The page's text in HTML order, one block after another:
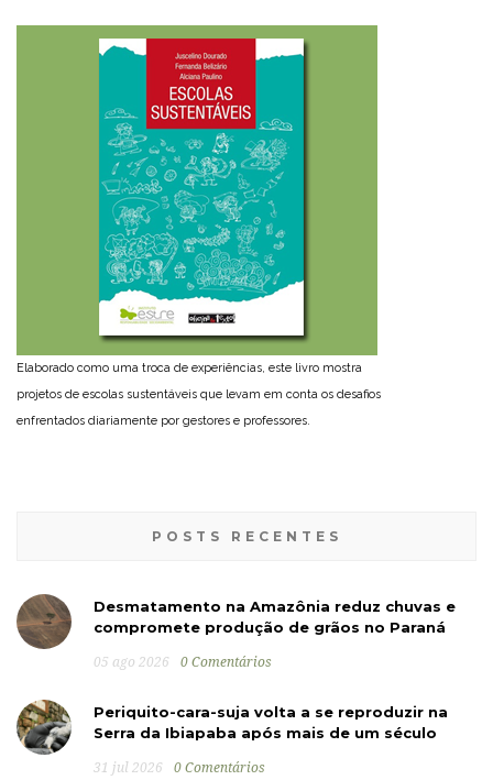
Elaborado como uma troca de experiências, este livro mostra
projetos de escolas sustentáveis que levam em conta os desafios
enfrentados diariamente por gestores e professores.
POSTS RECENTES
Desmatamento na Amazônia reduz chuvas e
compromete produção de grãos no Paraná
05 ago 2026 0 Comentários
Periquito-cara-suja volta a se reproduzir na
Serra da Ibiapaba após mais de um século
31 jul 2026 0 Comentários